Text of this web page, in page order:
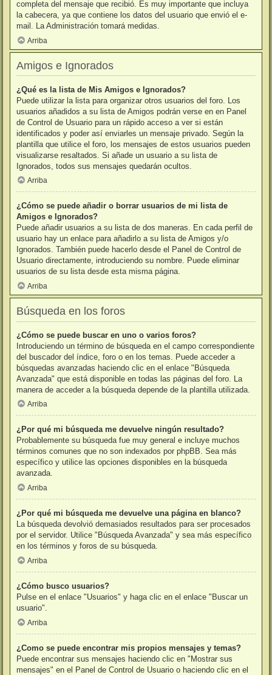
completa del mensaje que recibió. Es muy importante que incluya
la cabecera, ya que contiene los datos del usuario que envió el e-
mail. La Administración tomará medidas.
Arriba
Amigos e Ignorados
¿Qué es la lista de Mis Amigos e Ignorados?
Puede utilizar la lista para organizar otros usuarios del foro. Los
usuarios añadidos a su lista de Amigos podrán verse en en Panel
de Control de Usuario para un rápido acceso a ver si están
identificados y poder así enviarles un mensaje privado. Según la
plantilla que utilice el foro, los mensajes de estos usuarios pueden
visualizarse resaltados. Si añade un usuario a su lista de
Ignorados, todos sus mensajes quedarán ocultos.
Arriba
¿Cómo se puede añadir o borrar usuarios de mi lista de
Amigos e Ignorados?
Puede añadir usuarios a su lista de dos maneras. En cada perfil de
usuario hay un enlace para añadirlo a su lista de Amigos y/o
Ignorados. También puede hacerlo desde el Panel de Control de
Usuario directamente, introduciendo su nombre. Puede eliminar
usuarios de su lista desde esta misma página.
Arriba
Búsqueda en los foros
¿Cómo se puede buscar en uno o varios foros?
Introduciendo un término de búsqueda en el campo correspondiente
del buscador del índice, foro o en los temas. Puede acceder a
búsquedas avanzadas haciendo clic en el enlace "Búsqueda
Avanzada" que está disponible en todas las páginas del foro. La
manera de acceder a la búsqueda depende de la plantilla utilizada.
Arriba
¿Por qué mi búsqueda me devuelve ningún resultado?
Probablemente su búsqueda fue muy general e incluye muchos
términos comunes que no son indexados por phpBB. Sea más
específico y utilice las opciones disponibles en la búsqueda
avanzada.
Arriba
¿Por qué mi búsqueda me devuelve una página en blanco?
La búsqueda devolvió demasiados resultados para ser procesados
por el servidor. Utilice "Búsqueda Avanzada" y sea más específico
en los términos y foros de su búsqueda.
Arriba
¿Cómo busco usuarios?
Pulse en el enlace "Usuarios" y haga clic en el enlace "Buscar un
usuario".
Arriba
¿Como se puede encontrar mis propios mensajes y temas?
Puede encontrar sus mensajes haciendo clic en "Mostrar sus
mensajes" en el Panel de Control de Usuario o haciendo clic en el